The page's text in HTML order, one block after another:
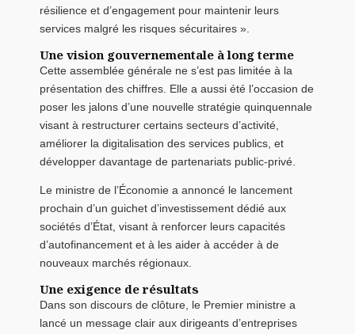
résilience et d’engagement pour maintenir leurs
services malgré les risques sécuritaires ».
Une vision gouvernementale à long terme
Cette assemblée générale ne s’est pas limitée à la
présentation des chiffres. Elle a aussi été l’occasion de
poser les jalons d’une nouvelle stratégie quinquennale
visant à restructurer certains secteurs d’activité,
améliorer la digitalisation des services publics, et
développer davantage de partenariats public-privé.
Le ministre de l’Économie a annoncé le lancement
prochain d’un guichet d’investissement dédié aux
sociétés d’État, visant à renforcer leurs capacités
d’autofinancement et à les aider à accéder à de
nouveaux marchés régionaux.
Une exigence de résultats
Dans son discours de clôture, le Premier ministre a
lancé un message clair aux dirigeants d’entreprises